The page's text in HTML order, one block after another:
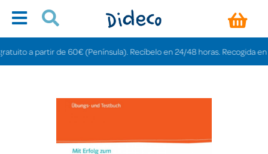
a partir de 60€ (Península). Recíbelo en 24/48 horas. Recogida en